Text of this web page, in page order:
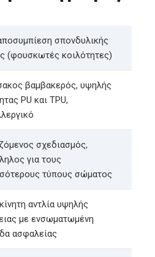
σπονδυλικής
(φουσκωτές κοιλότητες)
βαμβακερός, υψηλής
PU και TPU,
σχεδιασμός,
για τους
τύπους σώματος
αντλία υψηλής
με ενσωματωμένη
ασφαλείας